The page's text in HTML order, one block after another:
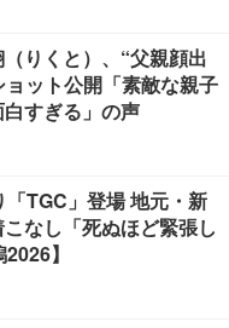
（りくと）、“父親顔出
ット公開「素敵な親子
すぎる」の声
TGC」登場 地元・新
なし「死ぬほど緊張し
】